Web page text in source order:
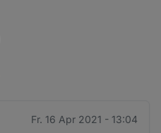
Fr. 16 Apr 2021 - 13:04